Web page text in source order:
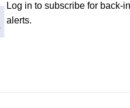
Log in to subscribe for back-
alerts.